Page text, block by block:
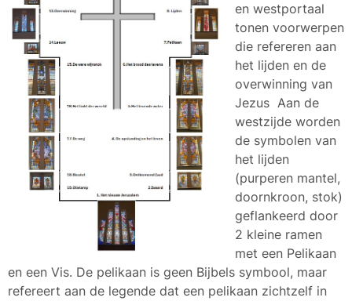
en westportaal
tonen voorwerpen
die refereren aan
het lijden en de
overwinning van
Jezus Aan de
westzijde worden
de symbolen van
het lijden
(purperen mantel,
doornkroon, stok)
geflankeerd door
2 kleine ramen
met een Pelikaan
en een Vis. De pelikaan is geen Bijbels symbool, maar
refereert aan de legende dat een pelikaan zichtzelf in